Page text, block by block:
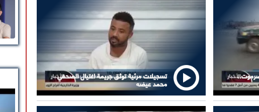
تسجيلات مرئية توثق جريمة اغتيال الصحفي
محمد عيضه